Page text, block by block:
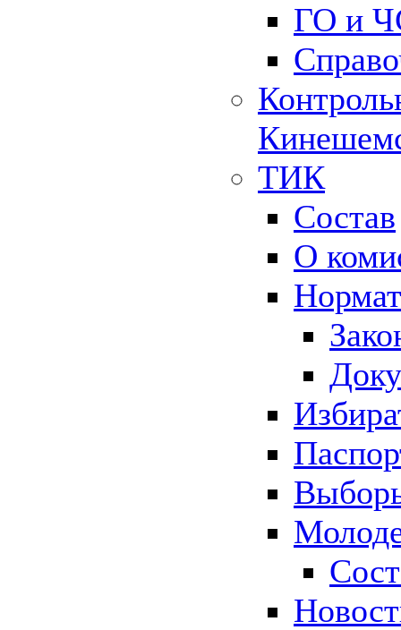
ГО и
ТИК
Состав
О